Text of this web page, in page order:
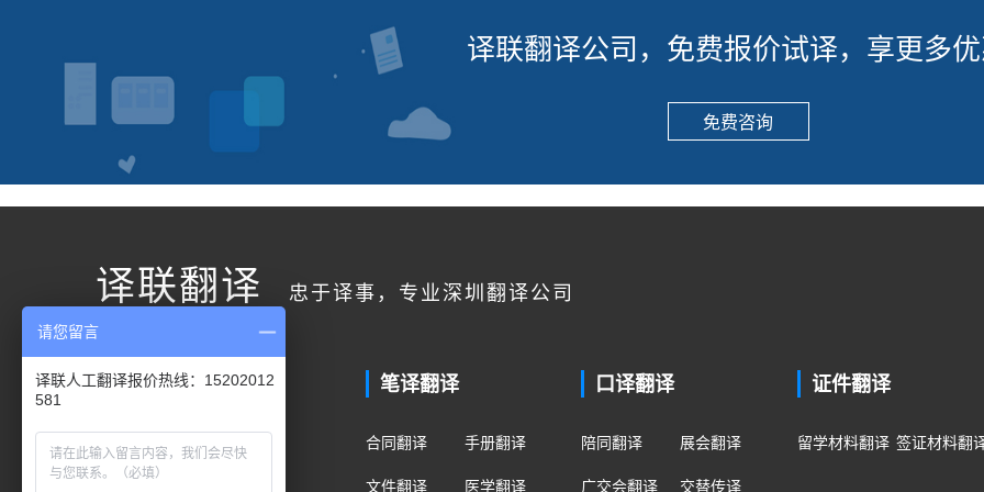
译联翻译公司，免费报价试译，享更多
免费咨询
译联翻译 忠于译事，专业深圳翻译公司
联系我们
客户服务
400电话：400-178-1661
笔译翻译
合同翻译
手册翻译
文件翻译
医学翻译
口译翻译
陪同翻译
展会翻译
广交会翻译
交替传译
证件翻译
留学材料翻译 签证材料翻
请您留言
译联人工翻译报价热线：15202012
581